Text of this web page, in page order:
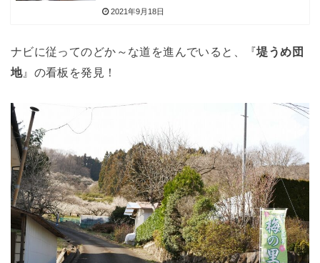
2021年9月18日
ナビに従ってのどか～な道を進んでいると、『堤うめ団
地』の看板を発見！